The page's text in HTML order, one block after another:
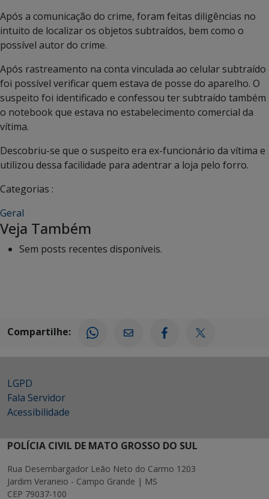
Após a comunicação do crime, foram feitas diligências no
intuito de localizar os objetos subtraídos, bem como o
possível autor do crime.
Após rastreamento na conta vinculada ao celular subtraído
foi possível verificar quem estava de posse do aparelho. O
suspeito foi identificado e confessou ter subtraído também
o notebook que estava no estabelecimento comercial da
vítima.
Descobriu-se que o suspeito era ex-funcionário da vítima e
utilizou dessa facilidade para adentrar a loja pelo forro.
Categorias :
Geral
Veja Também
Sem posts recentes disponíveis.
Compartilhe:
LGPD
Fala Servidor
Acessibilidade
POLÍCIA CIVIL DE MATO GROSSO DO SUL
Rua Desembargador Leão Neto do Carmo 1203
Jardim Veraneio - Campo Grande | MS
CEP 79037-100